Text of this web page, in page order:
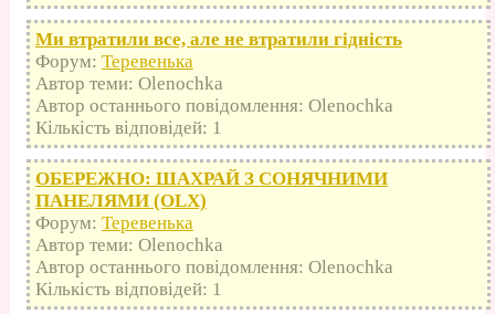
Ми втратили все, але не втратили гідність
Форум: Теревенька
Автор теми: Olenochka
Автор останнього повідомлення: Olenochka
Кількість відповідей: 1
ОБЕРЕЖНО: ШАХРАЙ З СОНЯЧНИМИ
ПАНЕЛЯМИ (OLX)
Форум: Теревенька
Автор теми: Olenochka
Автор останнього повідомлення: Olenochka
Кількість відповідей: 1